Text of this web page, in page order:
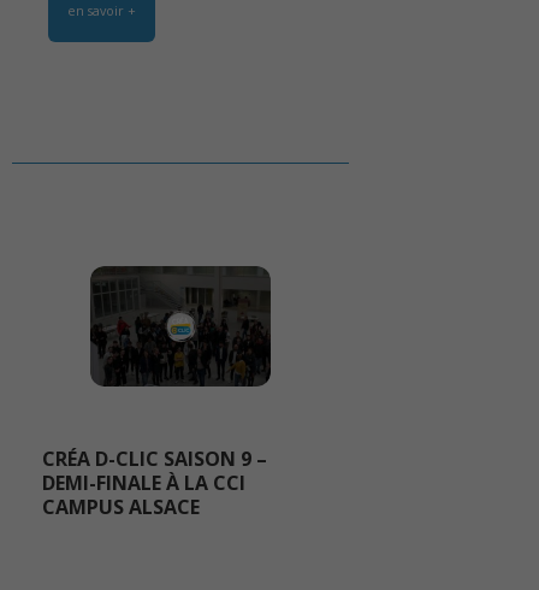
en savoir +
CRÉA D-CLIC SAISON 9 –
DEMI-FINALE À LA CCI
CAMPUS ALSACE